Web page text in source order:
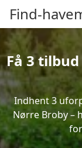
Find-
Få 3
Indhent 3
Nørre Broby –